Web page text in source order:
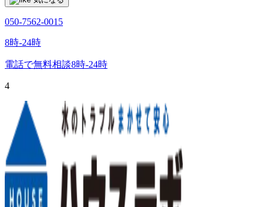
050-7562-0015
8時-24時
電話で無料相談8時-24時
4